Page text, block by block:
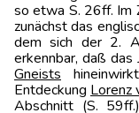
so etwa S. 26ff. Im
zunächst das
dem sich der 2.
erkennbar, daß
Gneists
Entdeckung Lorenz
Abschnitt (S.